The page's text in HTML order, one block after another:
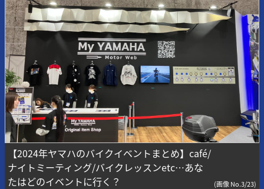
【2024年ヤマハのバイクイベントまとめ】café/
ナイトミーティング/バイクレッスンetc…あな
たはどのイベントに行く？
(画像 No.3/23)